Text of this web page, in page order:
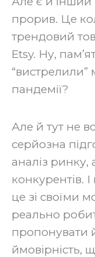
прорив. Це
трендовий
Etsy. Ну,
“вистрелили”
пандемії?
Але й тут не
серйозна
аналіз ринку,
конкурентів.
це зі своїми
реально
пропонувати
ймовірність,